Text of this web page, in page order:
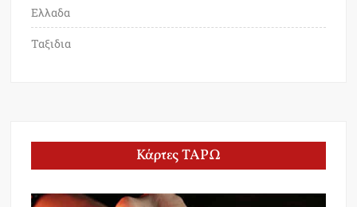
Ελλαδα
Ταξιδια
Κάρτες ΤΑΡΩ